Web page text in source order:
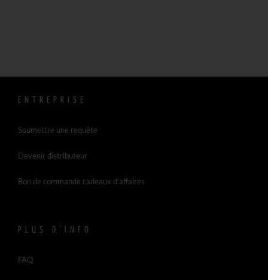
ENTREPRISE
Soumettre une requête
Devenir distributeur
Bon de commande cadeaux d’affaires
PLUS D’INFO
FAQ